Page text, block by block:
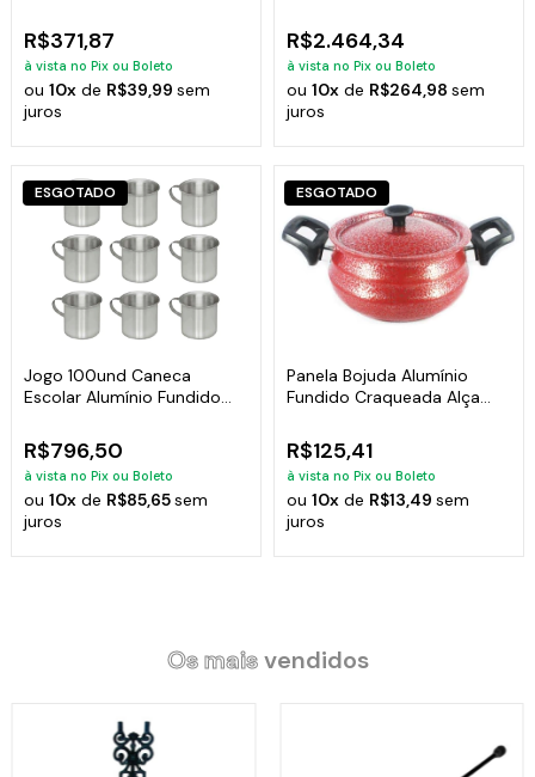
R$371,87
à vista no Pix ou Boleto
ou10x de R$39,99sem
juros
R$2.464,34
à vista no Pix ou Boleto
ou 10xde R$264,98 sem
juros
ESGOTADO
Jogo 100und Caneca
Escolar Alumínio Fundido
R$796,50
à vista no Pix ou Boleto
ou10x de R$85,65sem
juros
ESGOTADO
Panela Bojuda Alumínio
Fundido Craqueada Alça
R$125,41
à vista no Pix ou Boleto
ou 10xde R$13,49 sem
juros
Os maisvendidos